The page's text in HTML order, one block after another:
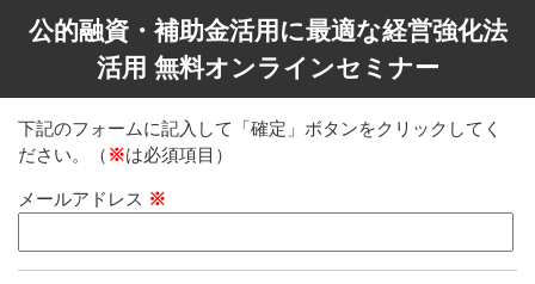
公的融資・補助金活用に最適な経営強化法
活用 無料オンラインセミナー
下記のフォームに記入して「確定」ボタンをクリックしてく
ださい。（ ※は必須項目）
メールアドレス ※